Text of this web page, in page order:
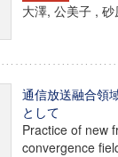
大澤, 公美子 ,
通信放送融合領
として
Practice of new
convergence